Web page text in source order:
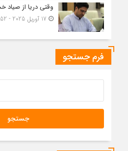
وقتی دریا از
فرم جستجو